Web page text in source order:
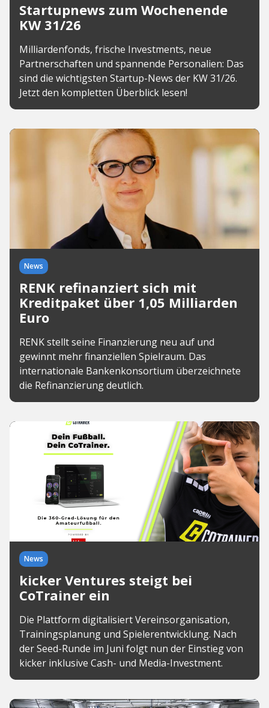
Startupnews zum Wochenende
KW 31/26
Milliardenfonds, frische Investments, neue
Partnerschaften und spannende Personalien: Das
sind die wichtigsten Startup-News der KW 31/26.
Jetzt den kompletten Überblick lesen!
News
RENK refinanziert sich mit
Kreditpaket über 1,05 Milliarden
Euro
RENK stellt seine Finanzierung neu auf und
gewinnt mehr finanziellen Spielraum. Das
internationale Bankenkonsortium überzeichnete
die Refinanzierung deutlich.
News
kicker Ventures steigt bei
CoTrainer ein
Die Plattform digitalisiert Vereinsorganisation,
Trainingsplanung und Spielerentwicklung. Nach
der Seed-Runde im Juni folgt nun der Einstieg von
kicker inklusive Cash- und Media-Investment.